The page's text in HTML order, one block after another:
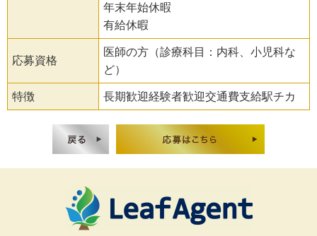
年末年始休暇
有給休暇
応募資格
医師の方（診療科目：内科、小児科な
ど）
特徴 長期歓迎経験者歓迎交通費支給駅チカ